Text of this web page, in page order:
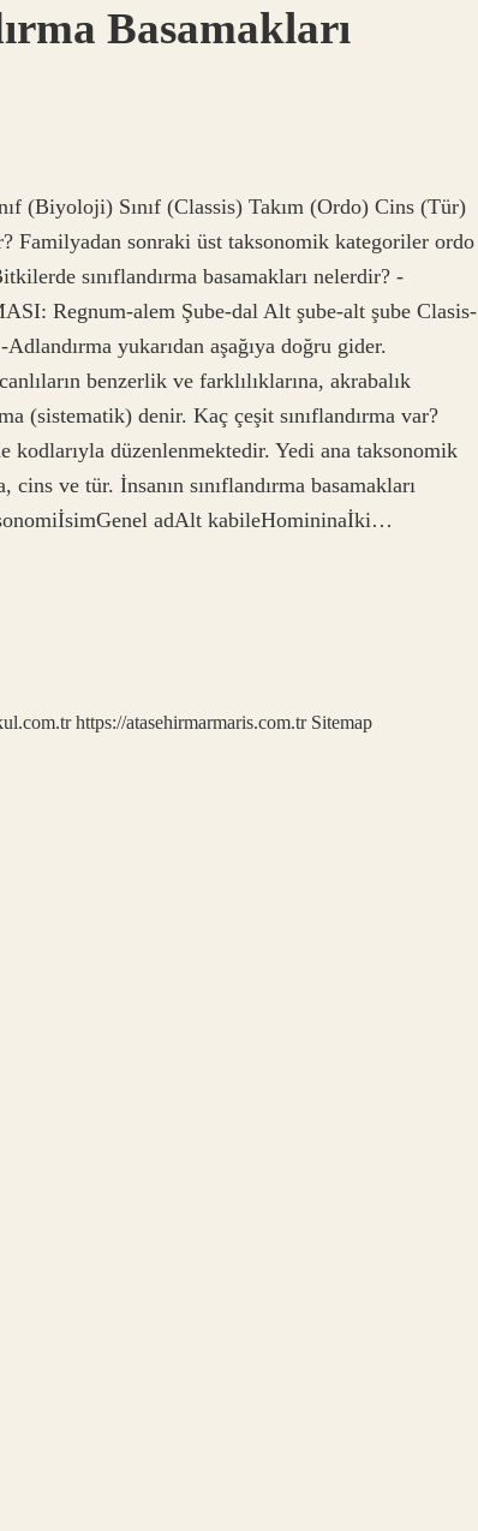
Basamakları
(Biyoloji) Sınıf (Classis) Takım (Ordo) Cins (Tür)
Familyadan sonraki üst taksonomik kategoriler ordo
sınıflandırma basamakları nelerdir? -
Regnum-alem Şube-dal Alt şube-alt şube Clasis-
yukarıdan aşağıya doğru gider.
benzerlik ve farklılıklarına, akrabalık
(sistematik) denir. Kaç çeşit sınıflandırma var?
düzenlenmektedir. Yedi ana taksonomik
ve tür. İnsanın sınıflandırma basamakları
adAlt kabileHomininaİki…
https://atasehirmarmaris.com.tr Sitemap